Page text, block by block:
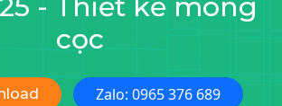
- Thiết kế móng
cọc
Zalo: 0965 376 689